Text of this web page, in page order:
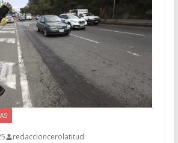
redaccioncerolatitud